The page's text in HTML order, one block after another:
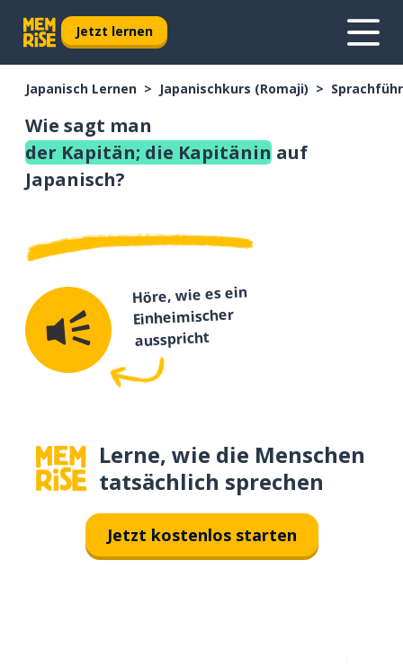
Jetzt lernen
Japanisch Lernen Japanischkurs (Romaji)
Wie sagt man
der Kapitän; die Kapitänin auf
Japanisch?
Höre, wie es ein
Einheimischer
ausspricht
Lerne, wie die Menschen
tatsächlich sprechen
Jetzt kostenlos starten